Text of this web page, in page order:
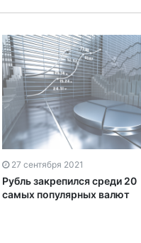
27 сентября 2021
Рубль закрепился среди 20
самых популярных валют